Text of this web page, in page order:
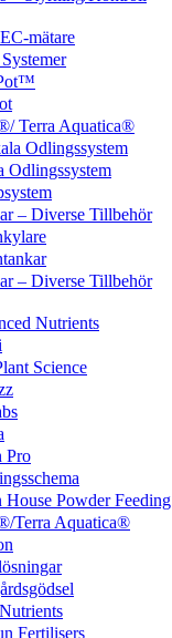
mätare
Terra Aquatica®
Odlingssystem
Odlingssystem
– Diverse Tillbehör
– Diverse Tillbehör
Nutrients
Science
Pro
House Powder Feeding
Terra Aquatica®
Fertilisers